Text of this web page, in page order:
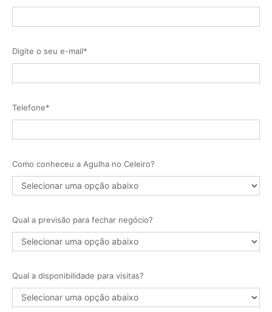
Digite o seu e-mail*
Telefone*
Como conheceu a Agulha no Celeiro?
Qual a previsão para fechar negócio?
Qual a disponibilidade para visitas?